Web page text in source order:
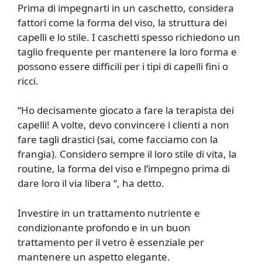
Prima di impegnarti in un caschetto, considera
fattori come la forma del viso, la struttura dei
capelli e lo stile. I caschetti spesso richiedono un
taglio frequente per mantenere la loro forma e
possono essere difficili per i tipi di capelli fini o
ricci.
“Ho decisamente giocato a fare la terapista dei
capelli! A volte, devo convincere i clienti a non
fare tagli drastici (sai, come facciamo con la
frangia). Considero sempre il loro stile di vita, la
routine, la forma del viso e l’impegno prima di
dare loro il via libera “, ha detto.
Investire in un trattamento nutriente e
condizionante profondo e in un buon
trattamento per il vetro è essenziale per
mantenere un aspetto elegante.